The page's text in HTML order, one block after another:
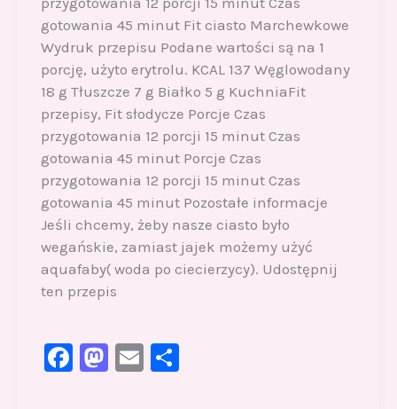
gotowania 45 minut Fit ciasto Marchewkowe
Wydruk przepisu Podane wartości są na 1
porcję, użyto erytrolu. KCAL 137 Węglowodany
18 g Tłuszcze 7 g Białko 5 g KuchniaFit
przepisy, Fit słodycze Porcje Czas
przygotowania 12 porcji 15 minut Czas
gotowania 45 minut Porcje Czas
przygotowania 12 porcji 15 minut Czas
gotowania 45 minut Pozostałe informacje
Jeśli chcemy, żeby nasze ciasto było
wegańskie, zamiast jajek możemy użyć
aquafaby( woda po ciecierzycy). Udostępnij
ten przepis
F
M E S